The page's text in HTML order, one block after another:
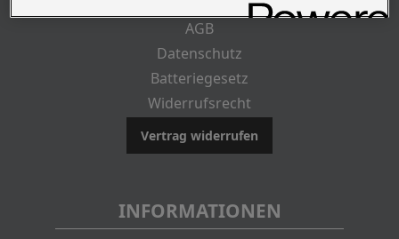
AGB
Datenschutz
Batteriegesetz
Widerrufsrecht
Vertrag widerrufen
INFORMATIONEN